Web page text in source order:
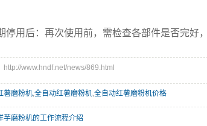
用后：再次使用前，需检查各部件是否完好，
http://www.hndf.net/news/869.html
薯磨粉机,全自动红薯磨粉机,全自动红薯磨粉机价格
芋磨粉机的工作流程介绍